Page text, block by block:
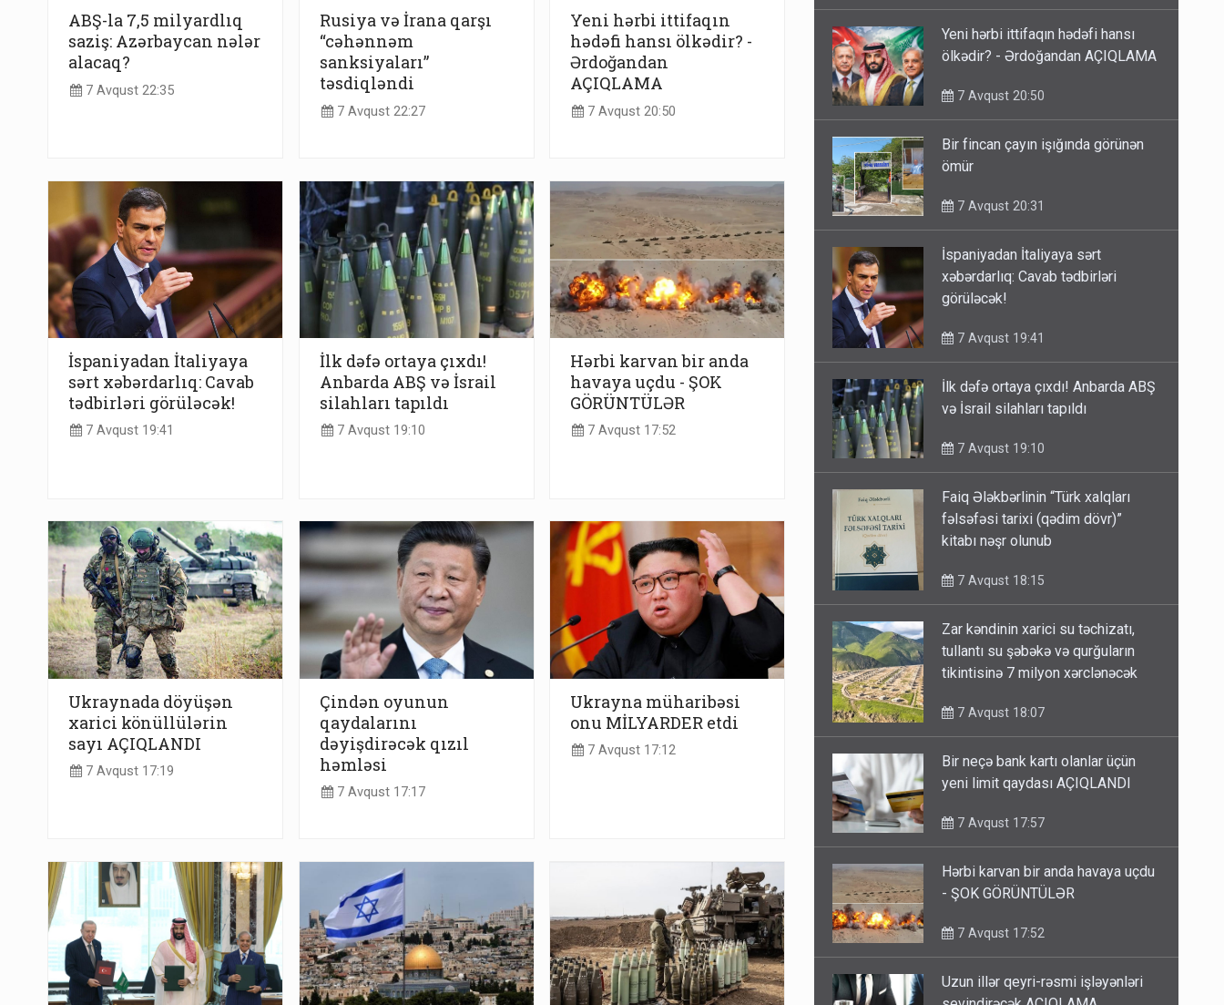
ABŞ-la 7,5 milyardlıq
saziş: Azərbaycan nələr
alacaq?
7 Avqust 22:35
Rusiya və İrana qarşı
“cəhənnəm
sanksiyaları”
təsdiqləndi
7 Avqust 22:27
Yeni hərbi ittifaqın
hədəfi hansı ölkədir? -
Ərdoğandan
AÇIQLAMA
7 Avqust 20:50
İspaniyadan İtaliyaya
sərt xəbərdarlıq: Cavab
tədbirləri görüləcək!
7 Avqust 19:41
İlk dəfə ortaya çıxdı!
Anbarda ABŞ və İsrail
silahları tapıldı
7 Avqust 19:10
Hərbi karvan bir anda
havaya uçdu - ŞOK
GÖRÜNTÜLƏR
7 Avqust 17:52
Ukraynada döyüşən
xarici könüllülərin
sayı AÇIQLANDI
7 Avqust 17:19
Çindən oyunun
qaydalarını
dəyişdirəcək qızıl
həmləsi
7 Avqust 17:17
Ukrayna müharibəsi
onu MİLYARDER etdi
7 Avqust 17:12
Yeni hərbi ittifaqın hədəfi hansı
ölkədir? - Ərdoğandan AÇIQLAMA
7 Avqust 20:50
Bir fincan çayın işığında görünən
ömür
7 Avqust 20:31
İspaniyadan İtaliyaya sərt
xəbərdarlıq: Cavab tədbirləri
görüləcək!
7 Avqust 19:41
İlk dəfə ortaya çıxdı! Anbarda ABŞ
və İsrail silahları tapıldı
7 Avqust 19:10
Faiq Ələkbərlinin “Türk xalqları
fəlsəfəsi tarixi (qədim dövr)”
kitabı nəşr olunub
7 Avqust 18:15
Zar kəndinin xarici su təchizatı,
tullantı su şəbəkə və qurğuların
tikintisinə 7 milyon xərclənəcək
7 Avqust 18:07
Bir neçə bank kartı olanlar üçün
yeni limit qaydası AÇIQLANDI
7 Avqust 17:57
Hərbi karvan bir anda havaya uçdu
- ŞOK GÖRÜNTÜLƏR
7 Avqust 17:52
Uzun illər qeyri-rəsmi işləyənləri